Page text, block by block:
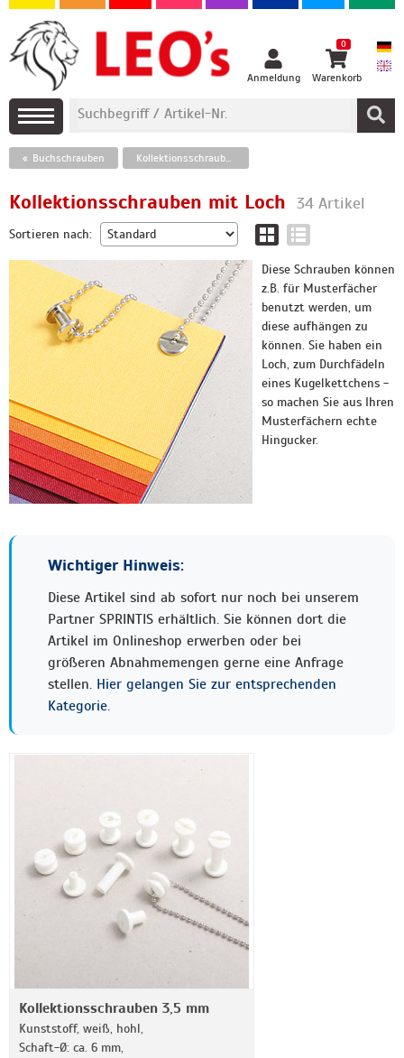
Anmeldung
0
Warenkorb
Buchschrauben Kollektionsschrauben mit Loch
Kollektionsschrauben mit Loch 34 Artikel
Sortieren nach:
Diese Schrauben können
z.B. für Musterfächer
benutzt werden, um
diese aufhängen zu
können. Sie haben ein
Loch, zum Durchfädeln
eines Kugelkettchens -
so machen Sie aus Ihren
Musterfächern echte
Hingucker.
Wichtiger Hinweis:
Diese Artikel sind ab sofort nur noch bei unserem
Partner SPRINTIS erhältlich. Sie können dort die
Artikel im Onlineshop erwerben oder bei
größeren Abnahmemengen gerne eine Anfrage
stellen. Hier gelangen Sie zur entsprechenden
Kategorie.
Kollektionsschrauben 3,5 mm
Kunststoff, weiß, hohl,
Schaft-Ø: ca. 6 mm,